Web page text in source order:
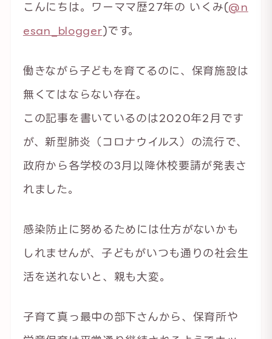
こんにちは。ワーママ歴27年の いくみ(@n
esan_blogger)です。
働きながら子どもを育てるのに、保育施設は
無くてはならない存在。
この記事を書いているのは2020年2月です
が、新型肺炎（コロナウイルス）の流行で、
政府から各学校の3月以降休校要請が発表さ
れました。
感染防止に努めるためには仕方がないかも
しれませんが、子どもがいつも通りの社会生
活を送れないと、親も大変。
子育て真っ最中の部下さんから、保育所や